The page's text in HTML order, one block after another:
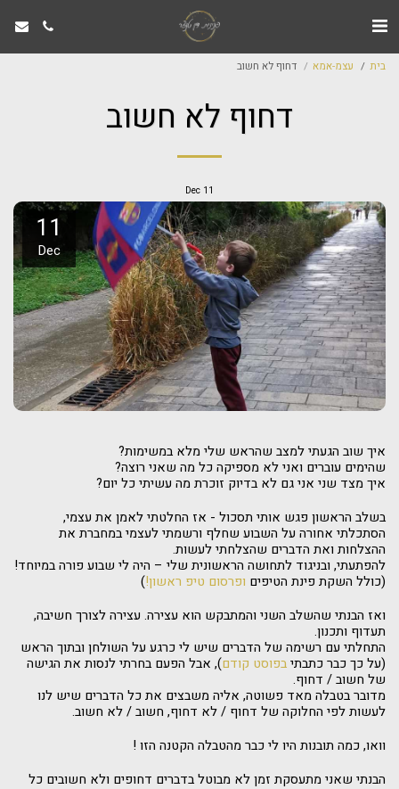
בית עצמ-אמא דחוף לא חשוב
דחוף לא חשוב
11
Dec
11
Dec
איך שוב הגעתי למצב שהראש שלי מלא במשימות?
שהימים עוברים ואני לא מספיקה כל מה שאני רוצה?
איך מצד שני אני גם לא בדיוק זוכרת מה עשיתי כל יום?
בשלב הראשון פגש אותי תסכול - אז החלטתי לאמן את עצמי,
הסתכלתי אחורה על השבוע שחלף ורשמתי לעצמי במחברת את
ההצלחות ואת הדברים שהצלחתי לעשות.
להפתעתי, ובניגוד לתחושה הראשונית שלי – היה לי שבוע פורה במיוחד!
(כולל השקת פינת הטיפים ופרסום טיפ ראשון!)
ואז הבנתי שהשלב השני והמתבקש הוא עצירה. עצירה לצורך חשיבה,
תעדוף ותכנון.
התחלתי עם רשימה של הדברים שיש לי כרגע על השולחן ובתוך הראש
(על כך כבר כתבתיבפוסט קודם), אבל הפעם בחרתי לנסות את הגישה
של חשוב / דחוף.
מדובר בטבלה מאד פשוטה, אליה משבצים את כל הדברים שיש לנו
לעשות לפי החלוקה של דחוף / לא דחוף, חשוב / לא חשוב.
וואו, כמה תובנות היו לי כבר מהטבלה הקטנה הזו !
הבנתי שאני מתעסקת זמן לא מבוטל בדברים דחופים ולא חשובים כל